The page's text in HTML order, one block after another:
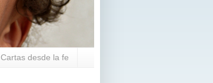
Cartas desde la fe